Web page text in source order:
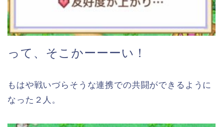
って、そこかーーーい！
もはや戦いづらそうな連携での共闘ができるように
なった２人。